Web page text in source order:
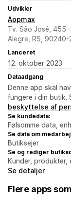
Udvikler
Appmax
Tv. São José, 455
Alegre, RS, 90240-
Lanceret
12. oktober 2023
Dataadgang
Denne app skal
fungere i din butik.
beskyttelse af
Se kundedata:
Følsomme data,
Se data om
Butiksejer
Se og rediger
Kunder, produkter,
Se detaljer
Flere apps